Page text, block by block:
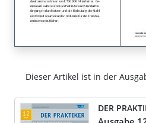
Dieser Artikel ist in der
DER